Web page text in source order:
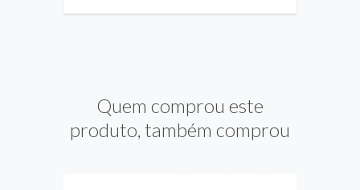
Quem comprou este
produto, também comprou